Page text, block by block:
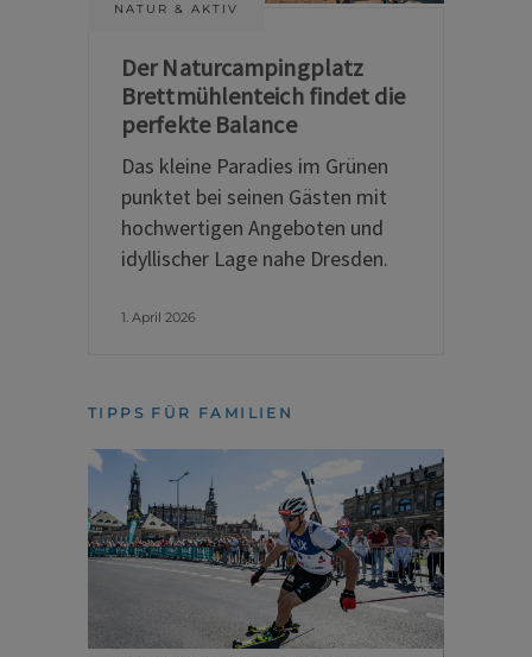
NATUR & AKTIV
Der Naturcampingplatz
Brettmühlenteich findet die
perfekte Balance
Das kleine Paradies im Grünen
punktet bei seinen Gästen mit
hochwertigen Angeboten und
idyllischer Lage nahe Dresden.
1. April 2026
TIPPS FÜR FAMILIEN